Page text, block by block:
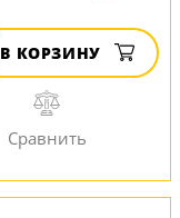
В КОРЗИНУ